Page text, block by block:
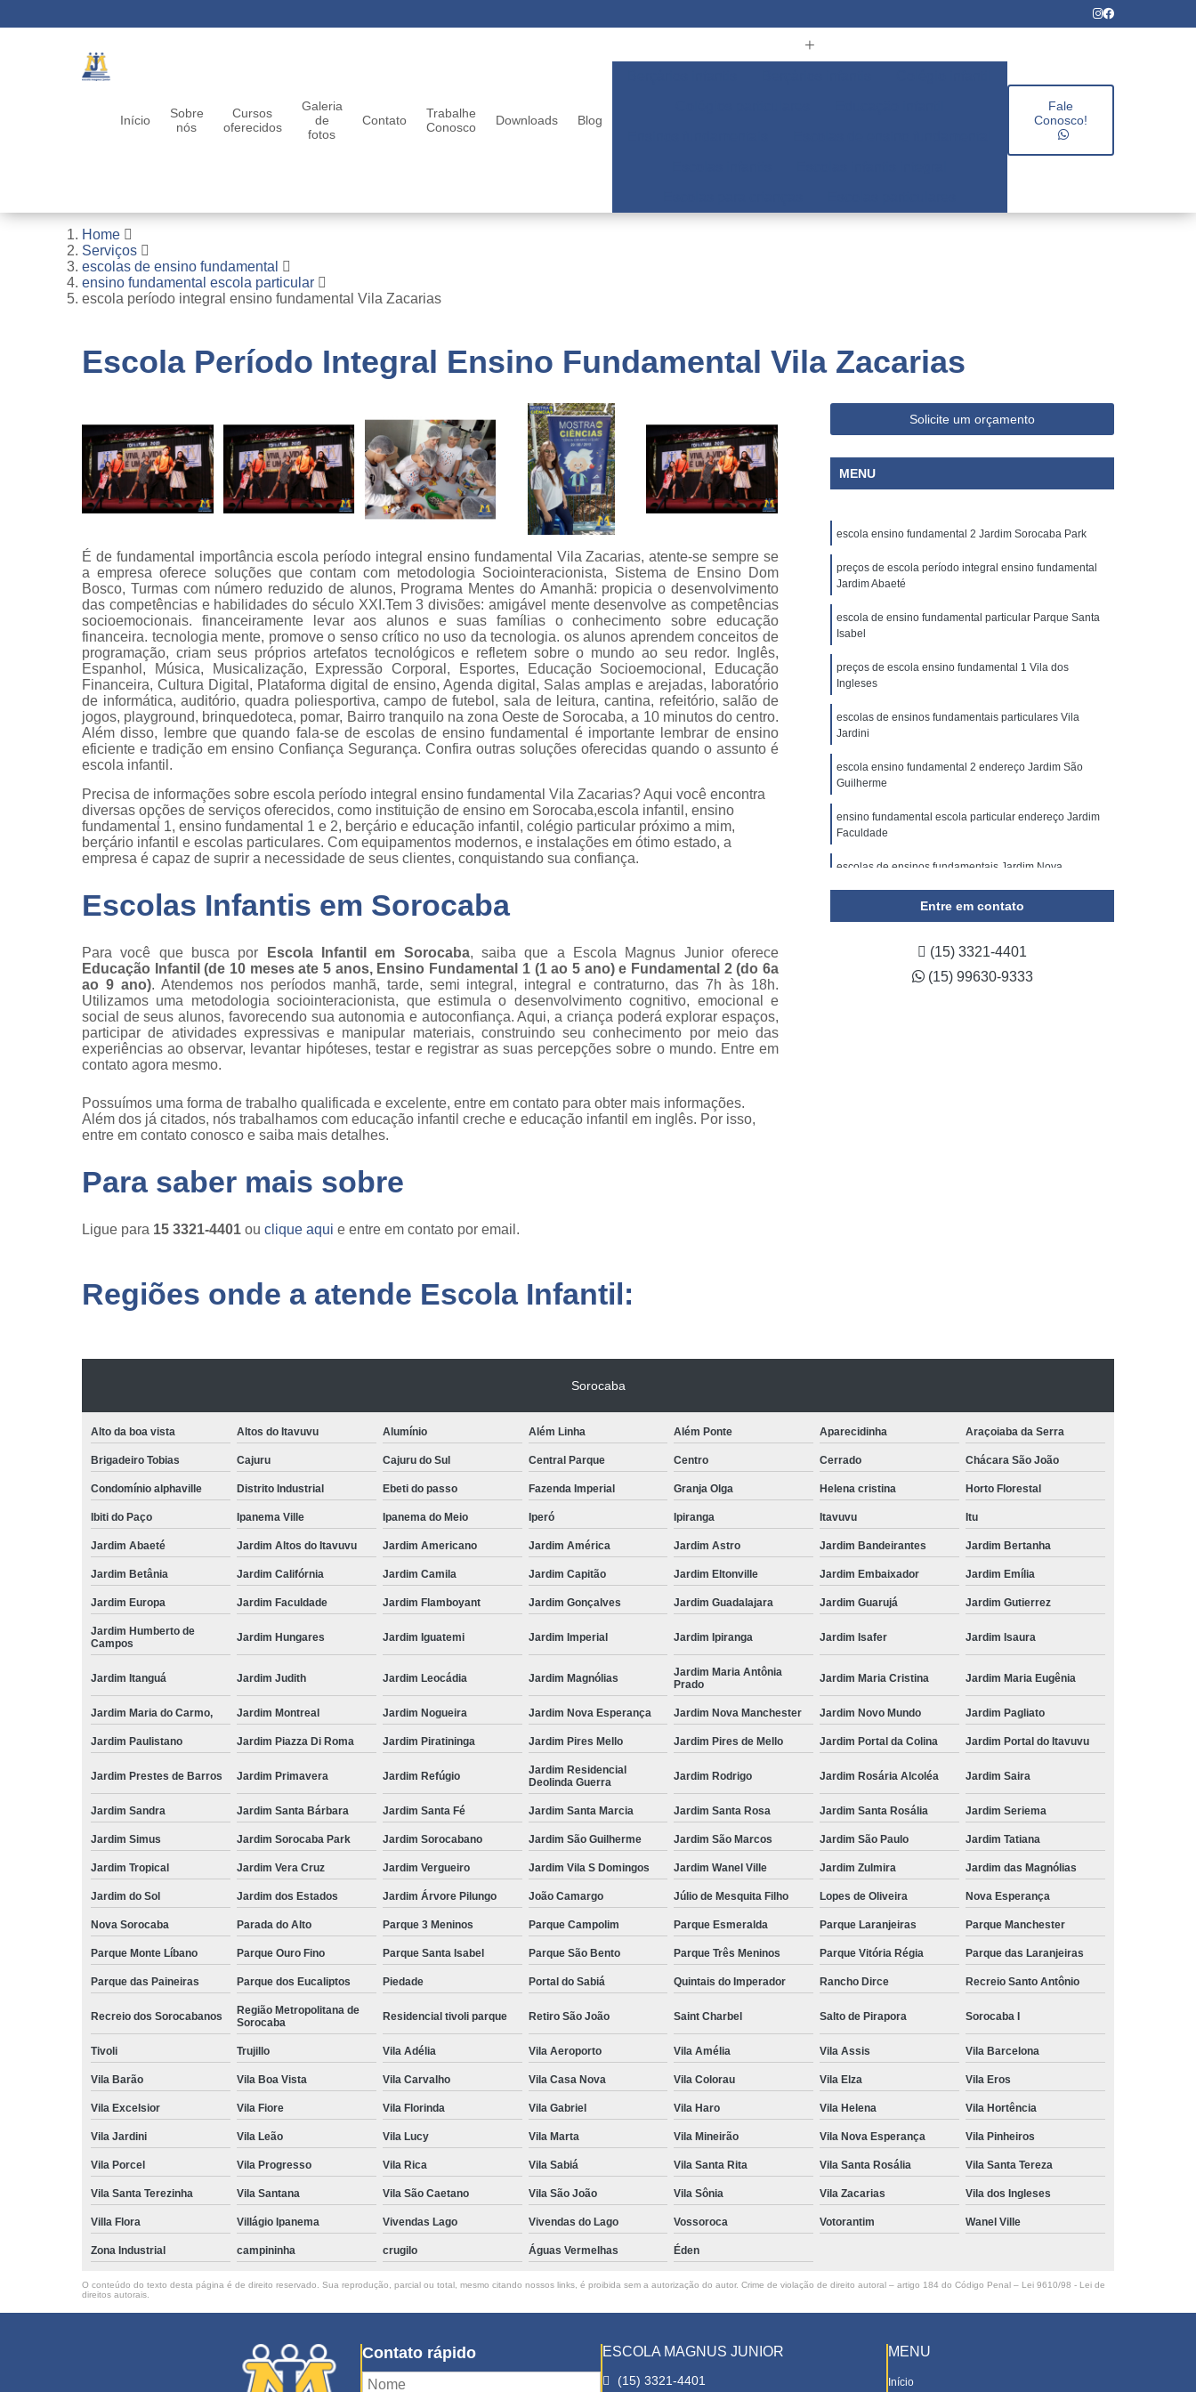
Início
Sobre
nós
Cursos
oferecidos
Galeria
de
fotos
Contato
Trabalhe
Conosco
Downloads Blog
Fale
Conosco!
Home
Serviços
escolas de ensino fundamental
ensino fundamental escola particular
escola período integral ensino fundamental Vila Zacarias
Escola Período Integral Ensino Fundamental Vila Zacarias
É de fundamental importância escola período integral ensino fundamental Vila Zacarias, atente-se sempre se
a empresa oferece soluções que contam com metodologia Sociointeracionista, Sistema de Ensino Dom
Bosco, Turmas com número reduzido de alunos, Programa Mentes do Amanhã: propicia o desenvolvimento
das competências e habilidades do século XXI.Tem 3 divisões: amigável mente desenvolve as competências
socioemocionais. financeiramente levar aos alunos e suas famílias o conhecimento sobre educação
financeira. tecnologia mente, promove o senso crítico no uso da tecnologia. os alunos aprendem conceitos de
programação, criam seus próprios artefatos tecnológicos e refletem sobre o mundo ao seu redor. Inglês,
Espanhol, Música, Musicalização, Expressão Corporal, Esportes, Educação Socioemocional, Educação
Financeira, Cultura Digital, Plataforma digital de ensino, Agenda digital, Salas amplas e arejadas, laboratório
de informática, auditório, quadra poliesportiva, campo de futebol, sala de leitura, cantina, refeitório, salão de
jogos, playground, brinquedoteca, pomar, Bairro tranquilo na zona Oeste de Sorocaba, a 10 minutos do centro.
Além disso, lembre que quando fala-se de escolas de ensino fundamental é importante lembrar de ensino
eficiente e tradição em ensino Confiança Segurança. Confira outras soluções oferecidas quando o assunto é
escola infantil.
Precisa de informações sobre escola período integral ensino fundamental Vila Zacarias? Aqui você encontra
diversas opções de serviços oferecidos, como instituição de ensino em Sorocaba,escola infantil, ensino
fundamental 1, ensino fundamental 1 e 2, berçário e educação infantil, colégio particular próximo a mim,
berçário infantil e escolas particulares. Com equipamentos modernos, e instalações em ótimo estado, a
empresa é capaz de suprir a necessidade de seus clientes, conquistando sua confiança.
Escolas Infantis em Sorocaba
Para você que busca por Escola Infantil em Sorocaba, saiba que a Escola Magnus Junior oferece
Educação Infantil (de 10 meses ate 5 anos, Ensino Fundamental 1 (1 ao 5 ano) e Fundamental 2 (do 6a
ao 9 ano). Atendemos nos períodos manhã, tarde, semi integral, integral e contraturno, das 7h às 18h.
Utilizamos uma metodologia sociointeracionista, que estimula o desenvolvimento cognitivo, emocional e
social de seus alunos, favorecendo sua autonomia e autoconfiança. Aqui, a criança poderá explorar espaços,
participar de atividades expressivas e manipular materiais, construindo seu conhecimento por meio das
experiências ao observar, levantar hipóteses, testar e registrar as suas percepções sobre o mundo. Entre em
contato agora mesmo.
Possuímos uma forma de trabalho qualificada e excelente, entre em contato para obter mais informações.
Além dos já citados, nós trabalhamos com educação infantil creche e educação infantil em inglês. Por isso,
entre em contato conosco e saiba mais detalhes.
Para saber mais sobre
Ligue para 15 3321-4401 ou clique aqui e entre em contato por email.
Solicite um orçamento
MENU
escola ensino fundamental 2 Jardim Sorocaba Park
preços de escola período integral ensino fundamental
Jardim Abaeté
escola de ensino fundamental particular Parque Santa
Isabel
preços de escola ensino fundamental 1 Vila dos
Ingleses
escolas de ensinos fundamentais particulares Vila
Jardini
escola ensino fundamental 2 endereço Jardim São
Guilherme
ensino fundamental escola particular endereço Jardim
Faculdade
escolas de ensinos fundamentais Jardim Nova
telefone de escola período integral ensino fundamental
Entre em contato
(15) 3321-4401
(15) 99630-9333
Regiões onde a atende Escola Infantil:
Sorocaba
Alto da boa vista Altos do Itavuvu Alumínio Além Linha Além Ponte Aparecidinha Araçoiaba da Serra
Brigadeiro Tobias Cajuru Cajuru do Sul Central Parque Centro Cerrado Chácara São João
Condomínio alphaville Distrito Industrial Ebeti do passo Fazenda Imperial Granja Olga Helena cristina Horto Florestal
Ibiti do Paço Ipanema Ville Ipanema do Meio Iperó Ipiranga Itavuvu Itu
Jardim Abaeté Jardim Altos do Itavuvu Jardim Americano Jardim América Jardim Astro Jardim Bandeirantes Jardim Bertanha
Jardim Betânia Jardim Califórnia Jardim Camila Jardim Capitão Jardim Eltonville Jardim Embaixador Jardim Emília
Jardim Europa Jardim Faculdade Jardim Flamboyant Jardim Gonçalves Jardim Guadalajara Jardim Guarujá Jardim Gutierrez
Jardim Humberto de
Campos
Jardim Hungares Jardim Iguatemi Jardim Imperial Jardim Ipiranga Jardim Isafer Jardim Isaura
Jardim Itanguá Jardim Judith Jardim Leocádia Jardim Magnólias
Jardim Maria Antônia
Prado
Jardim Maria Cristina Jardim Maria Eugênia
Jardim Maria do Carmo, Jardim Montreal Jardim Nogueira Jardim Nova Esperança Jardim Nova Manchester Jardim Novo Mundo Jardim Pagliato
Jardim Paulistano Jardim Piazza Di Roma Jardim Piratininga Jardim Pires Mello Jardim Pires de Mello Jardim Portal da Colina Jardim Portal do Itavuvu
Jardim Prestes de Barros Jardim Primavera Jardim Refúgio
Jardim Residencial
Deolinda Guerra
Jardim Rodrigo Jardim Rosária Alcoléa Jardim Saira
Jardim Sandra Jardim Santa Bárbara Jardim Santa Fé Jardim Santa Marcia Jardim Santa Rosa Jardim Santa Rosália Jardim Seriema
Jardim Simus Jardim Sorocaba Park Jardim Sorocabano Jardim São Guilherme Jardim São Marcos Jardim São Paulo Jardim Tatiana
Jardim Tropical Jardim Vera Cruz Jardim Vergueiro Jardim Vila S Domingos Jardim Wanel Ville Jardim Zulmira Jardim das Magnólias
Jardim do Sol Jardim dos Estados Jardim Árvore Pilungo João Camargo Júlio de Mesquita Filho Lopes de Oliveira Nova Esperança
Nova Sorocaba Parada do Alto Parque 3 Meninos Parque Campolim Parque Esmeralda Parque Laranjeiras Parque Manchester
Parque Monte Líbano Parque Ouro Fino Parque Santa Isabel Parque São Bento Parque Três Meninos Parque Vitória Régia Parque das Laranjeiras
Parque das Paineiras Parque dos Eucaliptos Piedade Portal do Sabiá Quintais do Imperador Rancho Dirce Recreio Santo Antônio
Recreio dos Sorocabanos
Região Metropolitana de
Sorocaba
Residencial tivoli parque Retiro São João Saint Charbel Salto de Pirapora Sorocaba I
Tivoli Trujillo Vila Adélia Vila Aeroporto Vila Amélia Vila Assis Vila Barcelona
Vila Barão Vila Boa Vista Vila Carvalho Vila Casa Nova Vila Colorau Vila Elza Vila Eros
Vila Excelsior Vila Fiore Vila Florinda Vila Gabriel Vila Haro Vila Helena Vila Hortência
Vila Jardini Vila Leão Vila Lucy Vila Marta Vila Mineirão Vila Nova Esperança Vila Pinheiros
Vila Porcel Vila Progresso Vila Rica Vila Sabiá Vila Santa Rita Vila Santa Rosália Vila Santa Tereza
Vila Santa Terezinha Vila Santana Vila São Caetano Vila São João Vila Sônia Vila Zacarias Vila dos Ingleses
Villa Flora Villágio Ipanema Vivendas Lago Vivendas do Lago Vossoroca Votorantim Wanel Ville
Zona Industrial campininha crugilo Águas Vermelhas Éden
O conteúdo do texto desta página é de direito reservado. Sua reprodução, parcial ou total, mesmo citando nossos links, é proibida sem a autorização do autor. Crime de violação de direito autoral – artigo 184 do Código Penal – Lei 9610/98 - Lei de
direitos autorais
Contato rápido ESCOLA MAGNUS JUNIOR
(15) 3321-4401
MENU
Início